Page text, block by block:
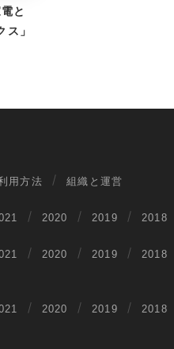
と
ス」
用方法 組織と運営
2020 2019 2018
2020 2019 2018
2020 2019 2018